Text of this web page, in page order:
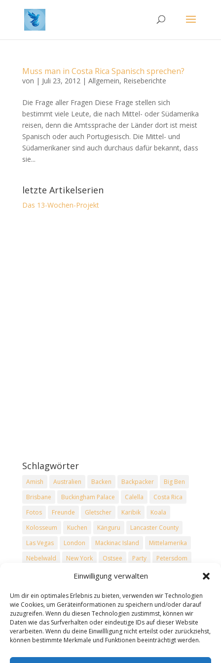
Einwilligung verwalten
Um dir ein optimales Erlebnis zu bieten, verwenden wir Technologien
wie Cookies, um Geräteinformationen zu speichern und/oder darauf
zuzugreifen. Wenn du diesen Technologien zustimmst, können wir
Daten wie das Surfverhalten oder eindeutige IDs auf dieser Website
verarbeiten. Wenn du deine Einwillligung nicht erteilst oder zurückziehst,
können bestimmte Merkmale und Funktionen beeinträchtigt werden.
Muss man in Costa Rica Spanisch sprechen?
von | Juli 23, 2012| Allgemein, Reiseberichte
Die Frage aller Fragen Diese Frage stellen sich
bestimmt viele Leute, die nach Mittel- oder Südamerika
reisen, denn die Amtssprache der Länder dort ist meist
Spanisch oder auch Portugiesisch. Die Mittel- und
Südamerikaner sind auch durchaus dafür bekannt, dass
sie...
letzte Artikelserien
Das 13-Wochen-Projekt
Schlagwörter
Amish Australien Backen Backpacker
Big Ben
Brisbane
Buckingham Palace Calella
Costa Rica
Fotos
Freunde Gletscher Karibik
Koala
Kolosseum
Kuchen Känguru
Lancaster County
Las Vegas
London Mackinac Island
Mittelamerika
Nebelwald
New York Ostsee Party
Petersdom
Regenwald Reise Reisen
Spanien
Tower Bridge Trevi-Brunnen
Urlaub
USA
Vatikan Vulkane Washington D.C. Winter